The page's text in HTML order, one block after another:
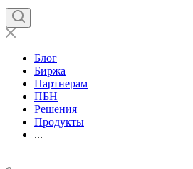
Блог
Биржа
Партнерам
ПБН
Решения
Продукты
...